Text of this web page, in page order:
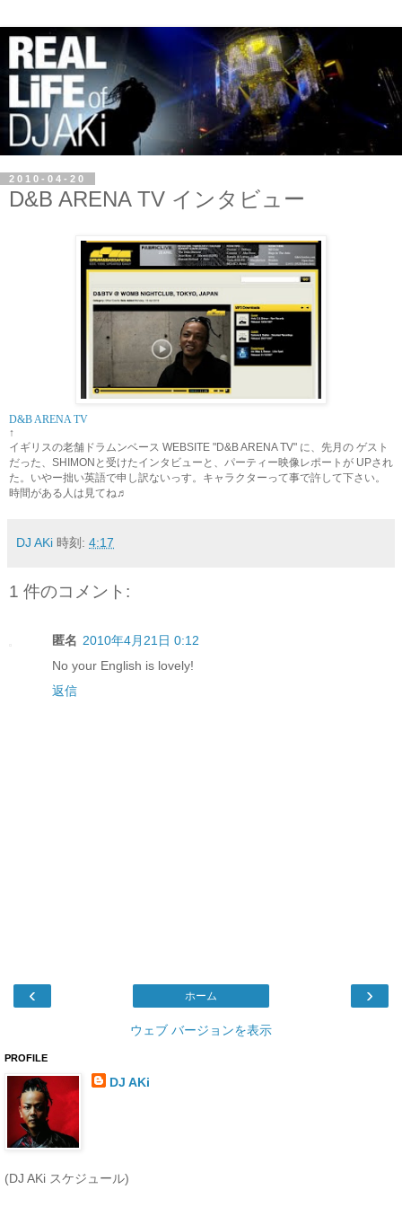
2010-04-20
D&B ARENA TV インタビュー
D&B ARENA TV
↑
イギリスの老舗ドラムンベース WEBSITE "D&B ARENA TV" に、先月の ゲスト
だった、 SHIMON と受けたインタビューと、パーティー映像レポートが UPされ
た。いやー拙い英語で申し訳ないっす。キャラクターって事で許して下さい。
時間がある人は見てね♬
DJ AKi 時刻: 4:17
1 件のコメント:
匿名 2010年4月21日 0:12
No your English is lovely!
返信
‹ ›
ホーム
ウェブ バージョンを表示
PROFILE
DJ AKi
(DJ AKi スケジュール)